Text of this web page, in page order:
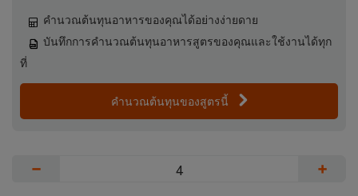
คำนวณต้นทุนอาหารของคุณได้อย่างง่ายดาย
บันทึกการคำนวณต้นทุนอาหารสูตรของคุณและใช้งานได้ทุก
ที่
คำนวณต้นทุนของสูตรนี้
− +